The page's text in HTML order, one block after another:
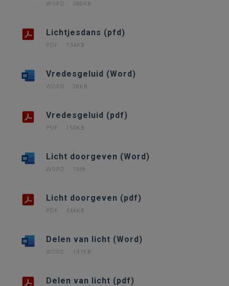
WORD 368KB
Lichtjesdans (pfd)
PDF 134KB
Vredesgeluid (Word)
WORD 28KB
Vredesgeluid (pdf)
PDF 150KB
Licht doorgeven (Word)
WORD 1MB
Licht doorgeven (pdf)
PDF 446KB
Delen van licht (Word)
WORD 147KB
Delen van licht (pdf)